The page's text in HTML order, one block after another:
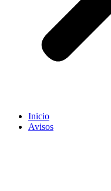
Inicio
Avisos